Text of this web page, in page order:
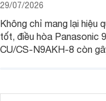
29/07/2026
Không chỉ mang lại hiệu
tốt, điều hòa Panasonic
CU/CS-N9AKH-8 còn